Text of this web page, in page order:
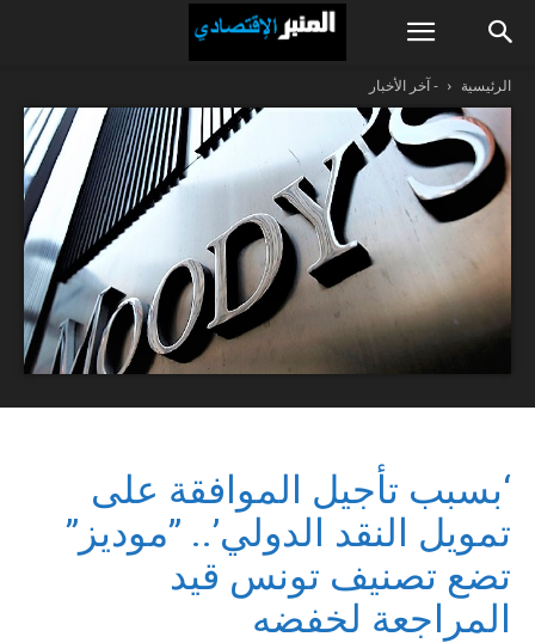
الرئيسية - آخر الأخبار
‘بسبب تأجيل الموافقة على
تمويل النقد الدولي’.. ”موديز”
تضع تصنيف تونس قيد
المراجعة لخفضه